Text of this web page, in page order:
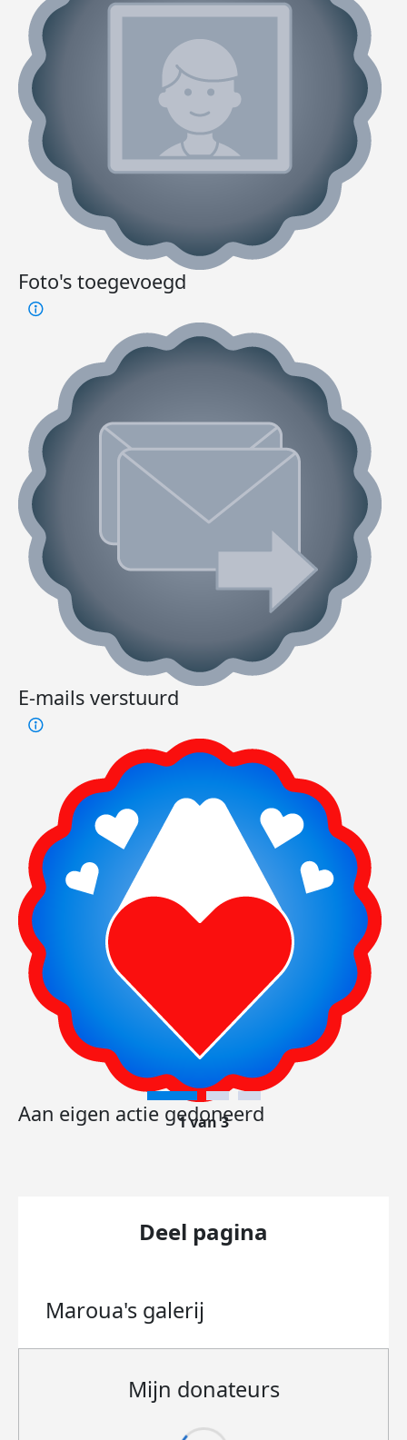
Foto's toegevoegd
E-mails verstuurd
Aan eigen actie gedoneerd
1 van 3
Deel pagina
Maroua's galerij
Mijn donateurs